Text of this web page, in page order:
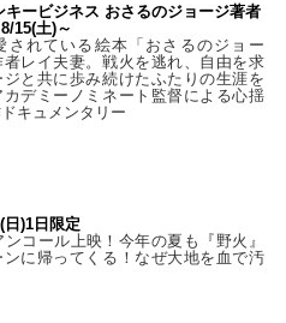
キービジネス おさるのジョージ著者
15(土)～
されている絵本「おさるのジョー
者レイ夫妻。戦火を逃れ、自由を求
ジと共に歩み続けたふたりの生涯を
カデミーノミネート監督による心揺
キュメンタリー
)1日限定
コール上映！今年の夏も『野火』
ンに帰ってくる！なぜ大地を血で汚